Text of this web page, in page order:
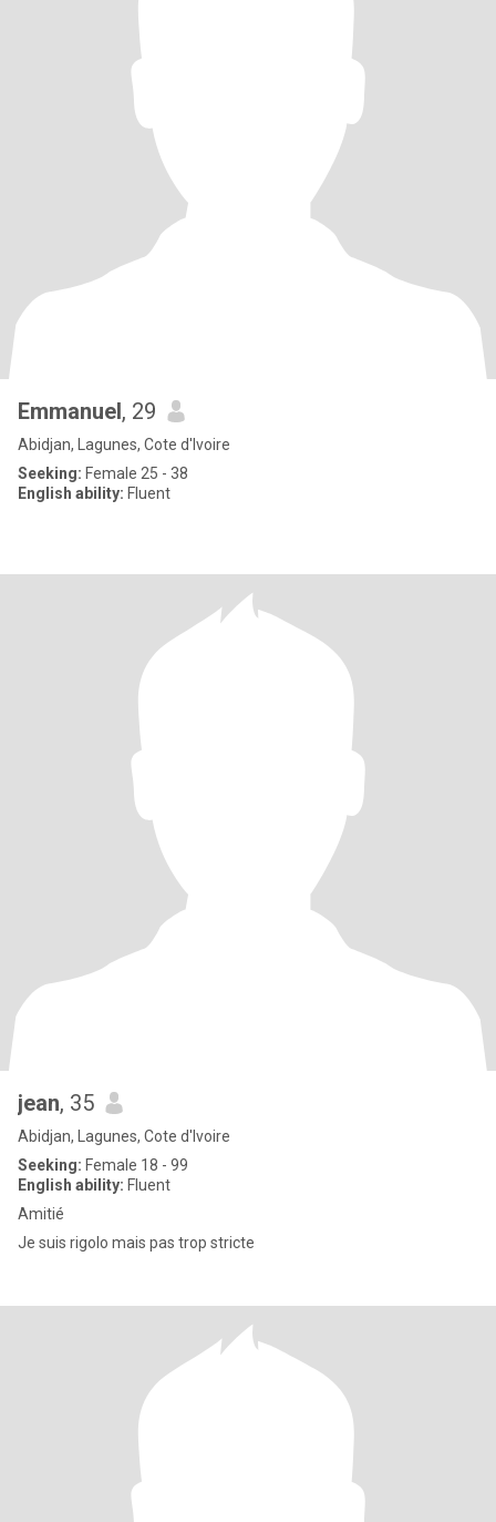
Emmanuel, 29
Abidjan, Lagunes, Cote d'Ivoire
Seeking: Female 25 - 38
English ability: Fluent
jean, 35
Abidjan, Lagunes, Cote d'Ivoire
Seeking: Female 18 - 99
English ability: Fluent
Amitié
Je suis rigolo mais pas trop stricte